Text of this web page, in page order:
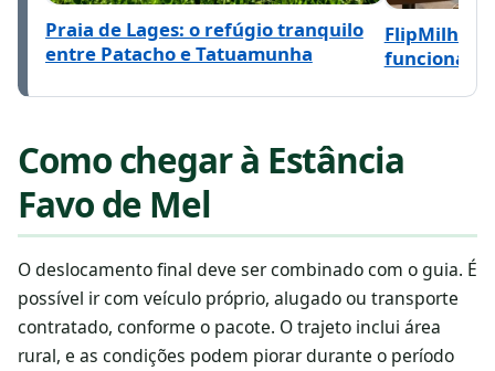
Praia de Lages: o refúgio tranquilo
entre Patacho e Tatuamunha
FlipMilhas
funciona e
Como chegar à Estância
Favo de Mel
O deslocamento final deve ser combinado com o guia. É
possível ir com veículo próprio, alugado ou transporte
contratado, conforme o pacote. O trajeto inclui área
rural, e as condições podem piorar durante o período